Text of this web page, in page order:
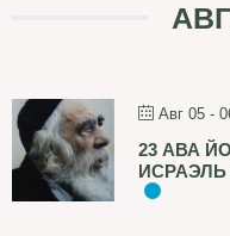
Авг 05 -
23 АВА
ИСРАЭЛЬ